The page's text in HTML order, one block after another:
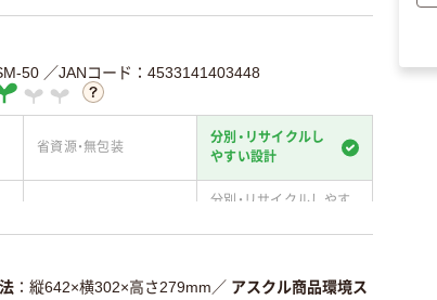
50 ／JANコード：4533141403448
省資源・無包装
分別・リサイクルし
やすい設計
分別・リサイクルしやす
ている
縦642×横302×高さ279mm ／ アスクル商品環境ス